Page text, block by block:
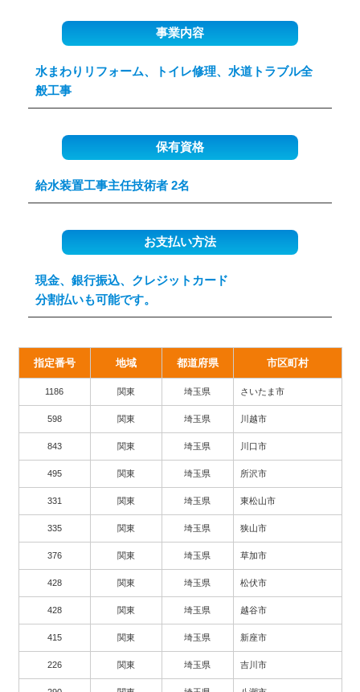
事業内容
水まわりリフォーム、トイレ修理、水道トラブル全
般工事
保有資格
給水装置工事主任技術者 2名
お支払い方法
現金、銀行振込、クレジットカード
分割払いも可能です。
指定番号 地域 都道府県 市区町村
1186 関東 埼玉県 さいたま市
598 関東 埼玉県 川越市
843 関東 埼玉県 川口市
495 関東 埼玉県 所沢市
331 関東 埼玉県 東松山市
335 関東 埼玉県 狭山市
376 関東 埼玉県 草加市
428 関東 埼玉県 松伏市
428 関東 埼玉県 越谷市
415 関東 埼玉県 新座市
226 関東 埼玉県 吉川市